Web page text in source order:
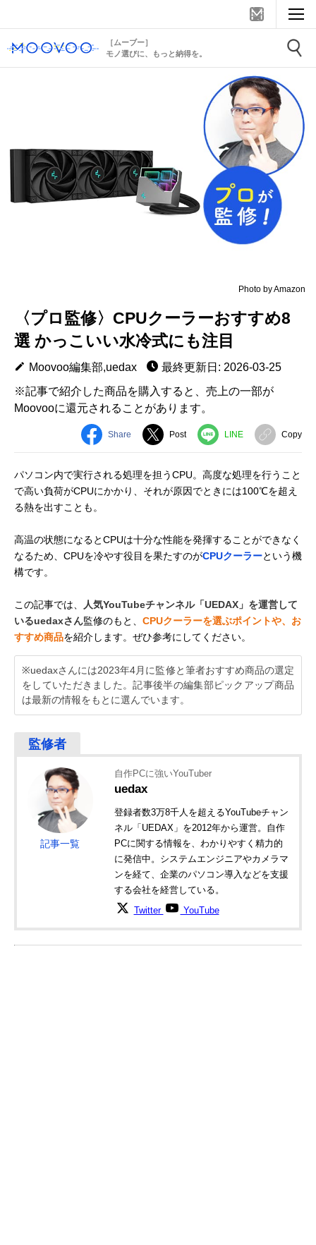
［ムーブー］
モノ選びに、もっと納得を。
Photo by Amazon
〈プロ監修〉CPUクーラーおすすめ8
選 かっこいい水冷式にも注目
Moovoo編集部,uedax
最終更新日: 2026-03-25
※記事で紹介した商品を購入すると、売上の一部が
Moovooに還元されることがあります。
Share Post LINE Copy
パソコン内で実行される処理を担うCPU。高度な処理を行うこと
で高い負荷がCPUにかかり、それが原因でときには100℃を超え
る熱を出すことも。
高温の状態になるとCPUは十分な性能を発揮することができなく
なるため、CPUを冷やす役目を果たすのがCPUクーラーという機
構です。
この記事では、
人気YouTubeチャンネル「UEDAX」を運営して
いるuedaxさん監修のもと、 CPUクーラーを選ぶポイントや、お
すすめ商品を紹介します。ぜひ参考にしてください。
※uedaxさんには2023年4月に監修と筆者おすすめ商品の選定
をしていただきました。記事後半の編集部ピックアップ商品
は最新の情報をもとに選んでいます。
記事一覧
自作PCに強いYouTuber
uedax
登録者数3万8千人を超えるYouTubeチャン
ネル「UEDAX」を2012年から運営。自作
PCに関する情報を、わかりやすく精力的
に発信中。システムエンジニアやカメラマ
ンを経て、企業のパソコン導入などを支援
する会社を経営している。
Twitter YouTube